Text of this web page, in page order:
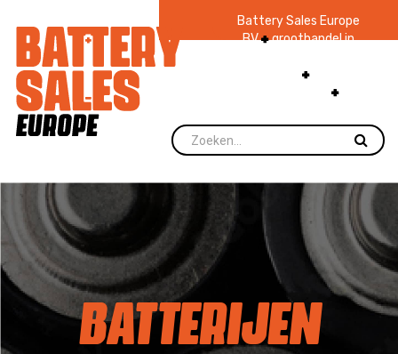
Battery Sales Europe
BV groothandel in
zaklampen Ruim 48
jaar ervaring
voorraad.
BATTERIJEN